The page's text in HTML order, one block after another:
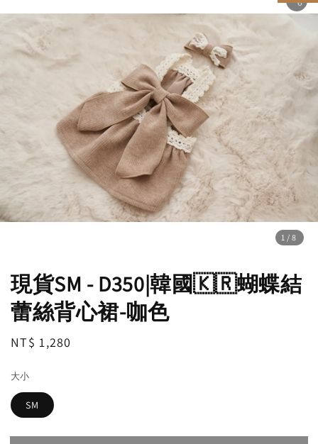
1 /8
現貨SM - D350|韓國🇰🇷蝴蝶結
蕾絲背心裙-咖色
Regular
NT$ 1,280
大小
SM